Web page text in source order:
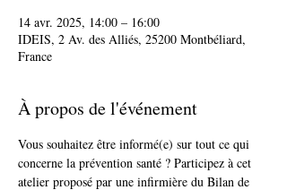
14 avr. 2025, 14:00 – 16:00
IDEIS, 2 Av. des Alliés, 25200 Montbéliard,
France
À propos de l'événement
Vous souhaitez être informé(e) sur tout ce qui
concerne la prévention santé ? Participez à cet
atelier proposé par une infirmière du Bilan de